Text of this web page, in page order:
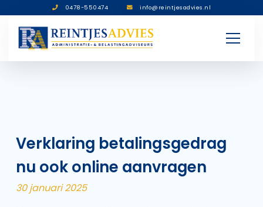
0478-550474 info@reintjesadvies.nl
Verklaring betalingsgedrag
nu ook online aanvragen
30 januari 2025